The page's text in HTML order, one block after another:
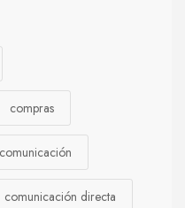
compras
comunicación
comunicación directa